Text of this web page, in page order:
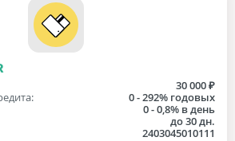
30 000 ₽
0 - 292% годовых
0 - 0,8% в день
до 30 дн.
2403045010111